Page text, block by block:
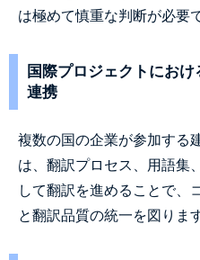
は極めて慎重な判断が必要
国際プロジェクトにお
連携
複数の国の企業が参加する
は、翻訳プロセス、用語集
して翻訳を進めることで、
と翻訳品質の統一を図りま